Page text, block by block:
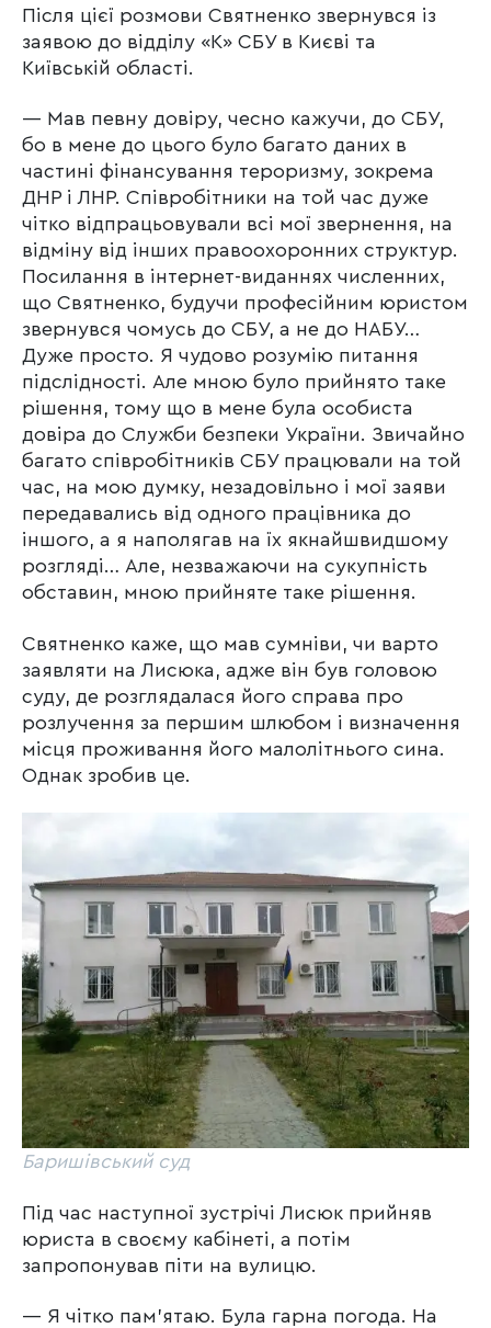
Після цієї розмови Святненко звернувся із
заявою до відділу «К» СБУ в Києві та
Київській області.
— Мав певну довіру, чесно кажучи, до СБУ,
бо в мене до цього було багато даних в
частині фінансування тероризму, зокрема
ДНР і ЛНР. Співробітники на той час дуже
чітко відпрацьовували всі мої звернення, на
відміну від інших правоохоронних структур.
Посилання в інтернет-виданнях численних,
що Святненко, будучи професійним юристом
звернувся чомусь до СБУ, а не до НАБУ…
Дуже просто. Я чудово розумію питання
підслідності. Але мною було прийнято таке
рішення, тому що в мене була особиста
довіра до Служби безпеки України. Звичайно
багато співробітників СБУ працювали на той
час, на мою думку, незадовільно і мої заяви
передавались від одного працівника до
іншого, а я наполягав на їх якнайшвидшому
розгляді… Але, незважаючи на сукупність
обставин, мною прийняте таке рішення.
Святненко каже, що мав сумніви, чи варто
заявляти на Лисюка, адже він був головою
суду, де розглядалася його справа про
розлучення за першим шлюбом і визначення
місця проживання його малолітнього сина.
Однак зробив це.
Баришівський суд
Під час наступної зустрічі Лисюк прийняв
юриста в своєму кабінеті, а потім
запропонував піти на вулицю.
— Я чітко пам’ятаю. Була гарна погода. На